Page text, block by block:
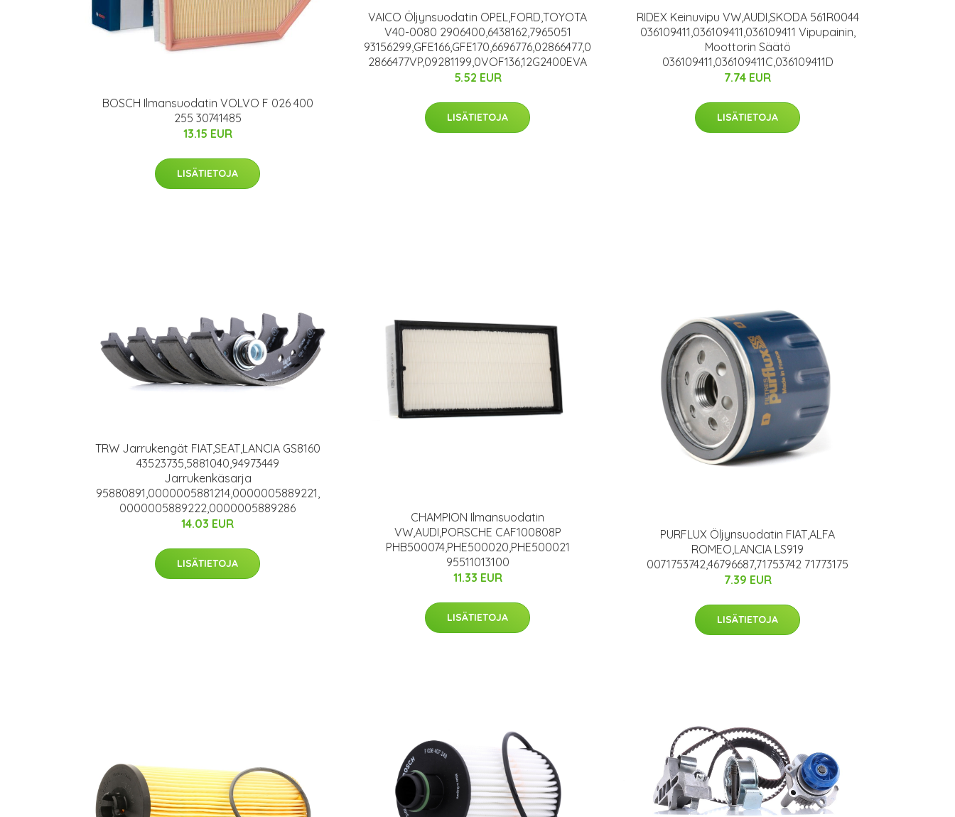
BOSCH Ilmansuodatin VOLVO F 026 400
255 30741485
13.15 EUR
LISÄTIETOJA
VAICO Öljynsuodatin OPEL,FORD,TOYOTA
V40-0080 2906400,6438162,7965051
93156299,GFE166,GFE170,6696776,02866477,0
2866477VP,09281199,0VOF136,12G2400EVA
5.52 EUR
LISÄTIETOJA
RIDEX Keinuvipu VW,AUDI,SKODA 561R0044
036109411,036109411,036109411 Vipupainin,
Moottorin Säätö
036109411,036109411C,036109411D
7.74 EUR
LISÄTIETOJA
TRW Jarrukengät FIAT,SEAT,LANCIA GS8160
43523735,5881040,94973449
Jarrukenkäsarja
95880891,0000005881214,0000005889221,
0000005889222,0000005889286
14.03 EUR
LISÄTIETOJA
CHAMPION Ilmansuodatin
VW,AUDI,PORSCHE CAF100808P
PHB500074,PHE500020,PHE500021
95511013100
11.33 EUR
LISÄTIETOJA
PURFLUX Öljynsuodatin FIAT,ALFA
ROMEO,LANCIA LS919
0071753742,46796687,71753742 71773175
7.39 EUR
LISÄTIETOJA